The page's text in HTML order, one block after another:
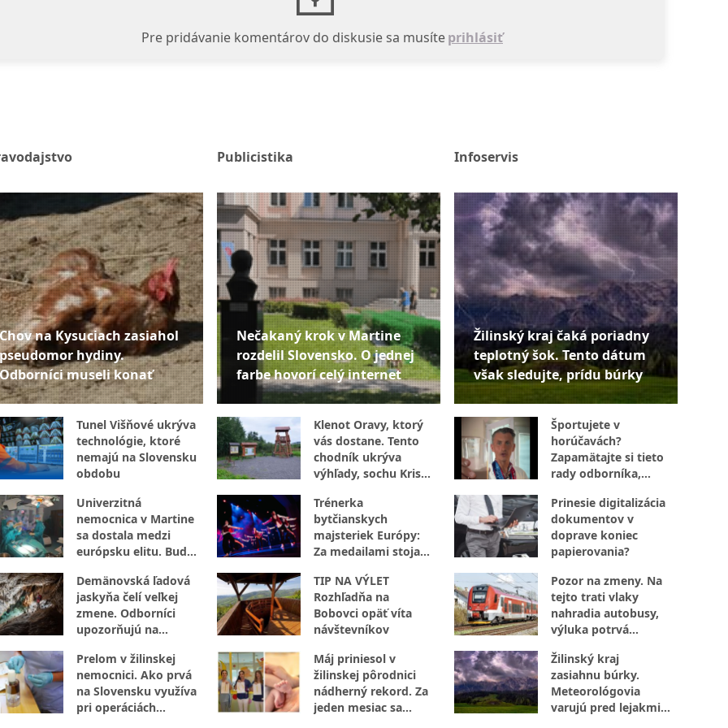
Pre pridávanie komentárov do diskusie sa musíteprihlásiť
Chov na Kysuciach zasiahol
pseudomor hydiny.
Odborníci museli konať
Tunel Višňové ukrýva
technológie, ktoré
nemajú na Slovensku
obdobu
Univerzitná
nemocnica v Martine
sa dostala medzi
európsku elitu. Bude
inteligenciu
Demänovská ľadová
jaskyňa čelí veľkej
zmene. Odborníci
upozorňujú na
Prelom v žilinskej
nemocnici. Ako prvá
na Slovensku využíva
pri operáciách
Publicistika
Nečakaný krok v Martine
rozdelil Slovensko. O jednej
farbe hovorí celý internet
Klenot Oravy, ktorý
vás dostane. Tento
chodník ukrýva
výhľady, sochu Krista
Trénerka
bytčianskych
majsteriek Európy:
Za medailami stoja
práce
TIP NA VÝLET
Rozhľadňa na
Bobovci opäť víta
návštevníkov
Máj priniesol v
žilinskej pôrodnici
nádherný rekord. Za
jeden mesiac sa
Infoservis
Žilinský kraj čaká poriadny
teplotný šok. Tento dátum
však sledujte, prídu búrky
Športujete v
horúčavách?
Zapamätajte si tieto
rady odborníka,
Prinesie digitalizácia
dokumentov v
doprave koniec
papierovania?
Pozor na zmeny. Na
tejto trati vlaky
nahradia autobusy,
výluka potrvá
Žilinský kraj
zasiahnu búrky.
Meteorológovia
varujú pred lejakmi,